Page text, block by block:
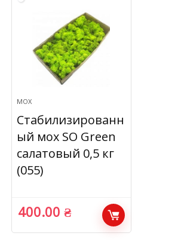
МОХ
Стабилизированн
ый мох SO Green
салатовый 0,5 кг
(055)
400.00₴